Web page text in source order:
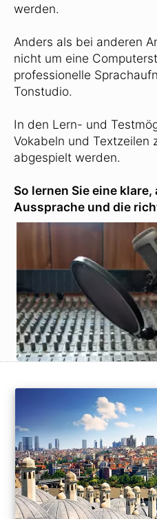
werden.
Anders als bei anderen
nicht um eine
professionelle
Tonstudio.
In den Lern- und
Vokabeln und Textzeilen
abgespielt werden.
So lernen Sie eine
Aussprache und die